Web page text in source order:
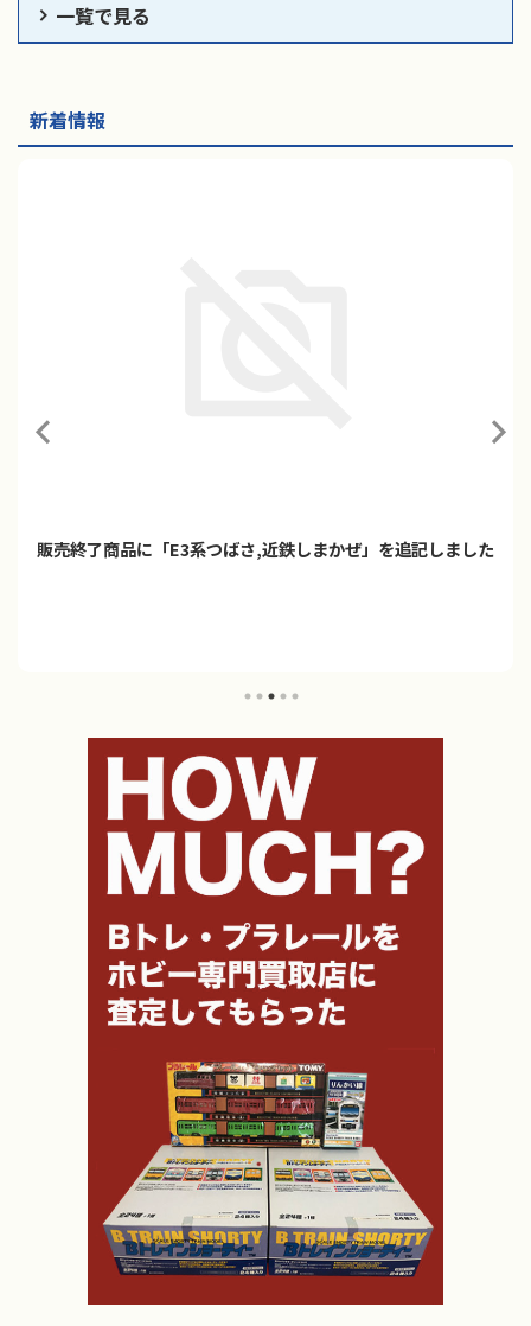
一覧で見る
新着情報
「プラレール ご当地車両シリーズ 京阪電車10000系＆稲荷神